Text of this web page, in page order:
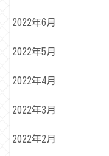
2022年6月
2022年5月
2022年4月
2022年3月
2022年2月